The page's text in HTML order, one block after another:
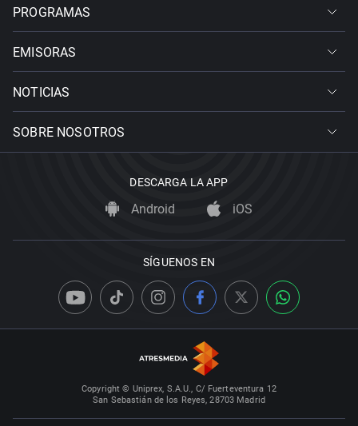
PROGRAMAS
EMISORAS
NOTICIAS
SOBRE NOSOTROS
DESCARGA LA APP
Android iOS
SÍGUENOS EN
Copyright © Uniprex, S.A.U., C/ Fuerteventura 12
San Sebastián de los Reyes, 28703 Madrid